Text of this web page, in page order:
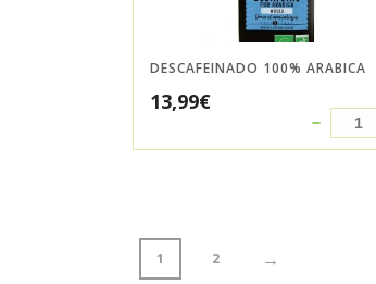
DESCAFEINADO 100% ARABICA
13,99€
1 2 →